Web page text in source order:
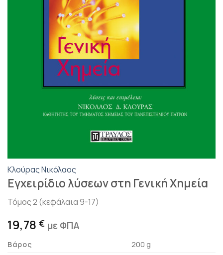
Κλούρας Νικόλαος
Εγχειρίδιο λύσεων στη Γενική Χημεία
Τόμος 2 (κεφάλαια 9-17)
19,78 € με ΦΠΑ
Βάρος
200 g